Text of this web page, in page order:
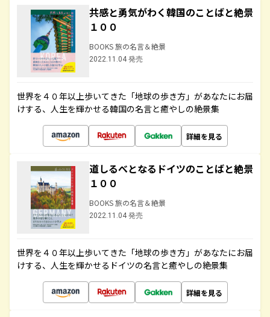
共感と勇気がわく韓国のことばと絶景
１００
BOOKS 旅の名言＆絶景
2022.11.04 発売
世界を４０年以上歩いてきた「地球の歩き方」があなたにお届
けする、人生を輝かせる韓国の名言と癒やしの絶景集
詳細を見る
道しるべとなるドイツのことばと絶景
１００
BOOKS 旅の名言＆絶景
2022.11.04 発売
世界を４０年以上歩いてきた「地球の歩き方」があなたにお届
けする、人生を輝かせるドイツの名言と癒やしの絶景集
詳細を見る